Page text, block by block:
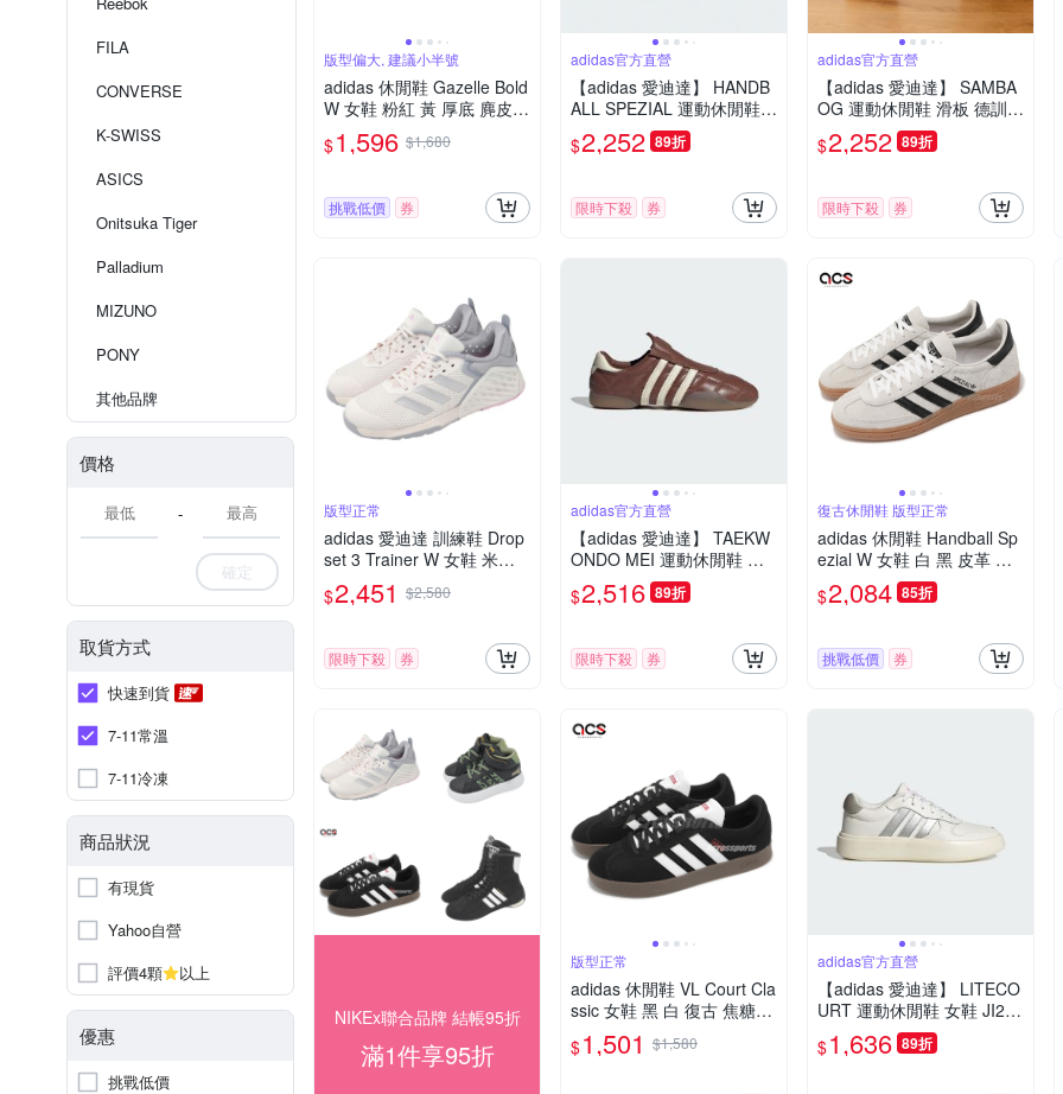
FILA
CONVERSE
K-SWISS
ASICS
Onitsuka Tiger
Palladium
MIZUNO
PONY
其他品牌
價格
-
確定
取貨方式
快速到貨
7-11常溫
7-11冷凍
商品狀況
有現貨
Yahoo自營
評價4顆
以上
優惠
挑戰低價
版型偏大, 建議小半號
adidas 休閒鞋 Gazelle Bold
W 女鞋 粉紅 黃 厚底 麂皮
愛迪達 IF4498
$1,596 $1,680
挑戰低價 券
adidas官方直營
【adidas 愛迪達】 HANDB
ALL SPEZIAL 運動休閒鞋
德訓鞋 女鞋 Originals JR36
46
$2,252 89折
限時下殺 券
adidas官方直營
【adidas 愛迪達】 SAMBA
OG 運動休閒鞋 滑板 德訓鞋
復古 女鞋 - Originals KI667
4
$2,252 89折
限時下殺 券
版型正常
adidas 愛迪達 訓練鞋 Drop
set 3 Trainer W 女鞋 米白
銀 支撐 健身 運動鞋 JR167
8
$2,451 $2,580
限時下殺 券
adidas官方直營
【adidas 愛迪達】 TAEKW
ONDO MEI 運動休閒鞋 女
鞋 - Originals JR6017
$2,516 89折
限時下殺 券
復古休閒鞋 版型正常
adidas 休閒鞋 Handball Sp
ezial W 女鞋 白 黑 皮革 麂
皮 復古 生膠 愛迪達 IF6562
$2,084 85折
挑戰低價 券
NIKEx聯合品牌 結帳95折
滿1件享95折
版型正常
adidas 休閒鞋 VL Court Cla
ssic 女鞋 黑 白 復古 焦糖底
愛迪達 JS3004
$1,501 $1,580
adidas官方直營
【adidas 愛迪達】 LITECO
URT 運動休閒鞋 女鞋 JI234
$1,636 89折